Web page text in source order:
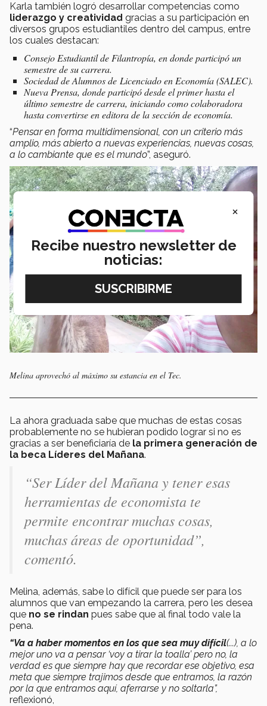
Karla también logró desarrollar competencias como
liderazgo y creatividad gracias a su participación en
diversos grupos estudiantiles dentro del campus, entre
los cuales destacan:
Consejo Estudiantil de Filantropía, en donde participó un
semestre de su carrera.
Sociedad de Alumnos de Licenciado en Economía (SALEC).
Nueva Prensa, donde participó desde el primer hasta el
último semestre de carrera, iniciando como colaboradora
hasta convertirse en editora de la sección de economía.
“Pensar en forma multidimensional, con un criterio más
amplio, más abierto a nuevas experiencias, nuevas cosas,
a lo cambiante que es el mundo”, aseguró.
Melina aprovechó al máximo su estancia en el Tec.
La ahora graduada sabe que muchas de estas cosas
probablemente no se hubieran podido lograr si no es
gracias a ser beneficiaría de la primera generación de
la beca Líderes del Mañana.
“Ser Líder del Mañana y tener esas
herramientas de economista te
permite encontrar muchas cosas,
muchas áreas de oportunidad”,
comentó.
Melina, además, sabe lo difícil que puede ser para los
alumnos que van empezando la carrera, pero les desea
que no se rindan pues sabe que al final todo vale la
pena.
“Va a haber momentos en los que sea muy difícil(...), a lo
mejor uno va a pensar ‘voy a tirar la toalla’ pero no, la
verdad es que siempre hay que recordar ese objetivo, esa
meta que siempre trajimos desde que entramos, la razón
por la que entramos aquí, aferrarse y no soltarla”,
reflexionó,
×
Recibe nuestro newsletter de
noticias: